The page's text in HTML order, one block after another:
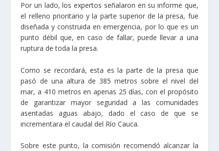
Por un lado, los expertos señalaron en su informe que,
el relleno prioritario y la parte superior de la presa, fue
diseñada y construida en emergencia, por lo que es un
punto débil que, en caso de fallar, puede llevar a una
ruptura de toda la presa.
Como se recordará, esta es la parte de la presa que
pasó de una altura de 385 metros sobre el nivel del
mar, a 410 metros en apenas 25 días, con el propósito
de garantizar mayor seguridad a las comunidades
asentadas aguas abajo, dado el caso de que se
incrementara el caudal del Río Cauca.
Sobre este punto, la comisión recomendó alcanzar la